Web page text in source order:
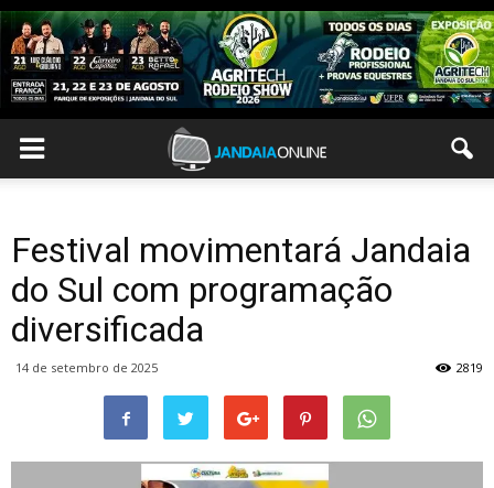
Festival movimentará Jandaia
do Sul com programação
diversificada
14 de setembro de 2025 2819